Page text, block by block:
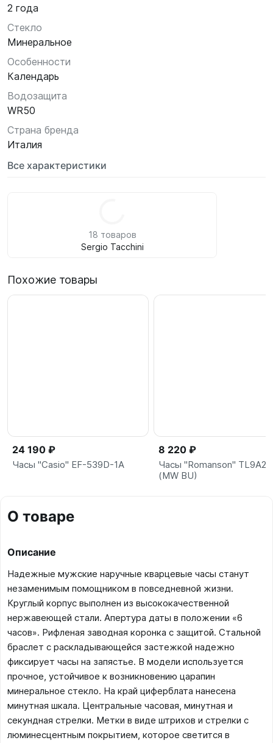
2 года
Стекло
Минеральное
Особенности
Календарь
Водозащита
WR50
Страна бренда
Италия
Все характеристики
18 товаров
Sergio Tacchini
Похожие товары
24 190 ₽
Часы "Casio" EF-539D-1A
8 220 ₽
Часы "Romanson"
(MW BU)
О товаре
Описание
Надежные мужские наручные кварцевые часы станут
незаменимым помощником в повседневной жизни.
Круглый корпус выполнен из высококачественной
нержавеющей стали. Апертура даты в положении «6
часов». Рифленая заводная коронка с защитой. Стальной
браслет с раскладывающейся застежкой надежно
фиксирует часы на запястье. В модели используется
прочное, устойчивое к возникновению царапин
минеральное стекло. На край циферблата нанесена
минутная шкала. Центральные часовая, минутная и
секундная стрелки. Метки в виде штрихов и стрелки с
люминесцентным покрытием, которое светится в